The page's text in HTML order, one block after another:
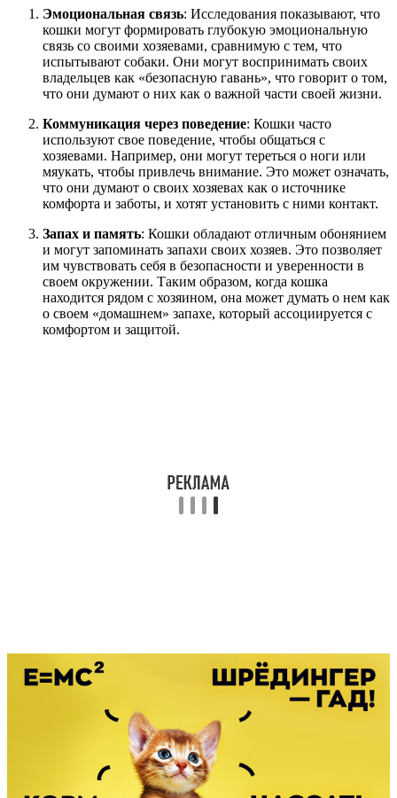
Эмоциональная связь: Исследования показывают, что
кошки могут формировать глубокую эмоциональную
связь со своими хозяевами, сравнимую с тем, что
испытывают собаки. Они могут воспринимать своих
владельцев как «безопасную гавань», что говорит о том,
что они думают о них как о важной части своей жизни.
Коммуникация через поведение: Кошки часто
используют свое поведение, чтобы общаться с
хозяевами. Например, они могут тереться о ноги или
мяукать, чтобы привлечь внимание. Это может означать,
что они думают о своих хозяевах как о источнике
комфорта и заботы, и хотят установить с ними контакт.
Запах и память: Кошки обладают отличным обонянием
и могут запоминать запахи своих хозяев. Это позволяет
им чувствовать себя в безопасности и уверенности в
своем окружении. Таким образом, когда кошка
находится рядом с хозяином, она может думать о нем как
о своем «домашнем» запахе, который ассоциируется с
комфортом и защитой.